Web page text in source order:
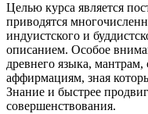
Целью курса является
приводятся
индуистского и
описанием. Особое
древнего языка,
аффирмациям, зная
Знание и быстрее
совершенствования.